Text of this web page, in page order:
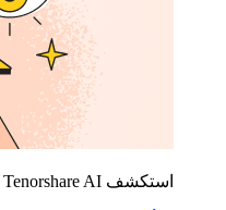
استكشف Tenorshare AI مع الميزات الجديدة المذهلة